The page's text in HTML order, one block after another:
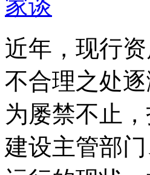
近年，现行
不合理之处
为屡禁不止
建设主管部